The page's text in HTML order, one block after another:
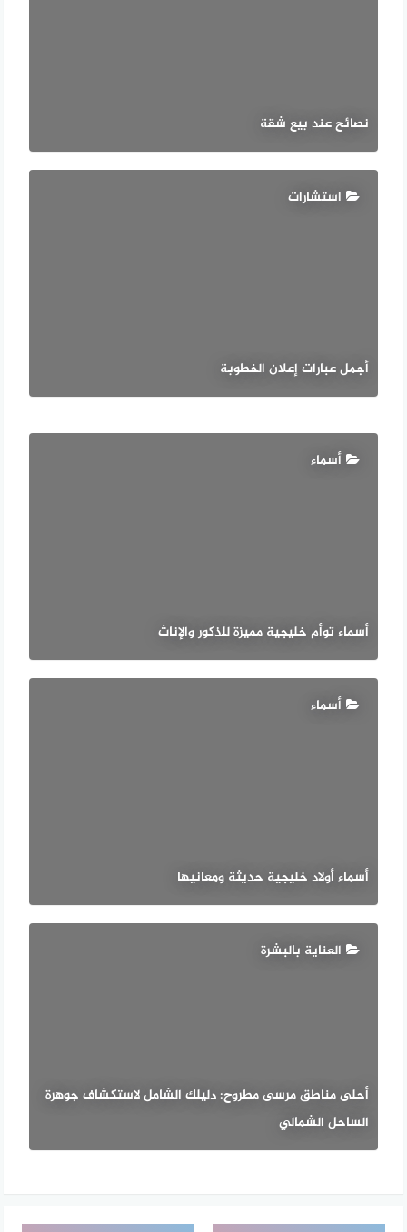
نصائح عند بيع شقة
استشارات
أجمل عبارات إعلان الخطوبة
أسماء
أسماء توأم خليجية مميزة للذكور والإناث
أسماء
أسماء أولاد خليجية حديثة ومعانيها
العناية بالبشرة
أحلى مناطق مرسى مطروح: دليلك الشامل لاستكشاف جوهرة
الساحل الشمالي